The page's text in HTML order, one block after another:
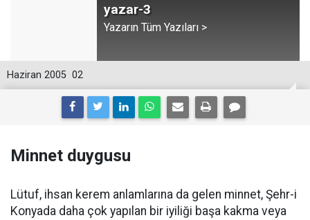
yazar-3
Yazarın Tüm Yazıları >
02
Haziran 2005
Minnet duygusu
Lütuf, ihsan kerem anlamlarına da gelen minnet, Şehr-i
Konyada daha çok yapılan bir iyiliği başa kakma veya